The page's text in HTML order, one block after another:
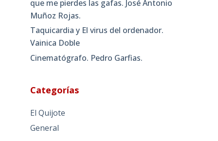
que me pierdes las gafas. José Antonio
Muñoz Rojas.
Taquicardia y El virus del ordenador.
Vainica Doble
Cinematógrafo. Pedro Garfias.
Categorías
El Quijote
General